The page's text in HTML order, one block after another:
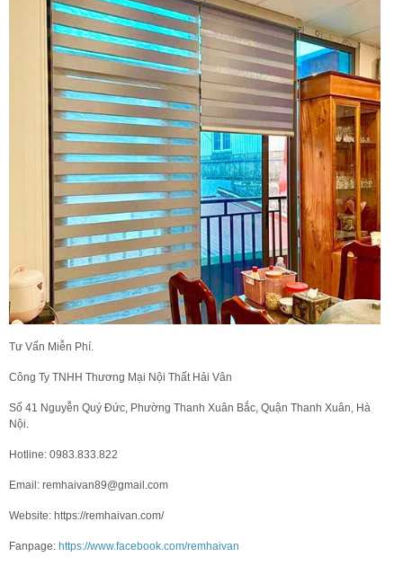
Tư Vấn Miễn Phí.
Công Ty TNHH Thương Mại Nội Thất Hải Vân
Số 41 Nguyễn Quý Đức, Phường Thanh Xuân Bắc, Quận Thanh Xuân, Hà
Nội.
Hotline: 0983.833.822
Email: remhaivan89@gmail.com
Website: https://remhaivan.com/
Fanpage: https://www.facebook.com/remhaivan